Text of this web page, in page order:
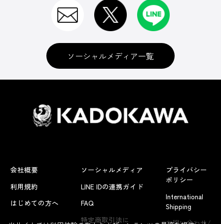
よくあるお問い合わせ
ソーシャルメディア一覧
会社概要
利用規約
はじめての方へ
ソーシャルメディア
LINE IDの連携ガイド
FAQ
特定商取引法に
プライバシー
ポリシー
International
Shipping